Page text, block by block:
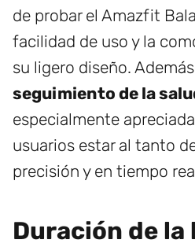
de probar el Amazfit
facilidad de uso y la
su ligero diseño.
seguimiento de la
especialmente
usuarios estar al tanto
precisión y en tiempo
Duración de la